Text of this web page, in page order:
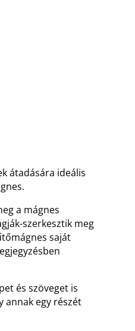
átadására ideális
a mágnes
szerkesztik meg
saját
és szöveget is
annak egy részét